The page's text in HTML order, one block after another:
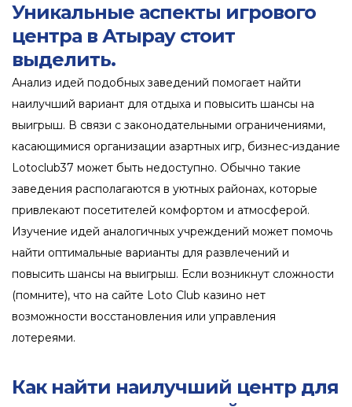
Уникальные аспекты игрового
центра в Атырау стоит
выделить.
Анализ идей подобных заведений помогает найти
наилучший вариант для отдыха и повысить шансы на
выигрыш. В связи с законодательными ограничениями,
касающимися организации азартных игр, бизнес-издание
Lotoclub37 может быть недоступно. Обычно такие
заведения располагаются в уютных районах, которые
привлекают посетителей комфортом и атмосферой.
Изучение идей аналогичных учреждений может помочь
найти оптимальные варианты для развлечений и
повысить шансы на выигрыш. Если возникнут сложности
(помните), что на сайте Loto Club казино нет
возможности восстановления или управления
лотереями.
Как найти наилучший центр для